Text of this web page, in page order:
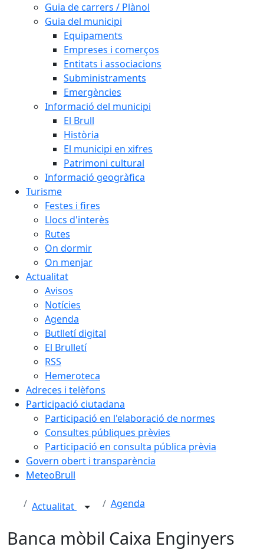
Guia de carrers / Plànol
Guia del municipi
Equipaments
Empreses i comerços
Entitats i associacions
Subministraments
Emergències
Informació del municipi
El Brull
Història
El municipi en xifres
Patrimoni cultural
Informació geogràfica
Turisme
Festes i fires
Llocs d'interès
Rutes
On dormir
On menjar
Actualitat
Avisos
Notícies
Agenda
Butlletí digital
El Brulletí
RSS
Hemeroteca
Adreces i telèfons
Participació ciutadana
Participació en l'elaboració de normes
Consultes públiques prèvies
Participació en consulta pública prèvia
Govern obert i transparència
MeteoBrull
Actualitat Agenda
Banca mòbil Caixa Enginyers